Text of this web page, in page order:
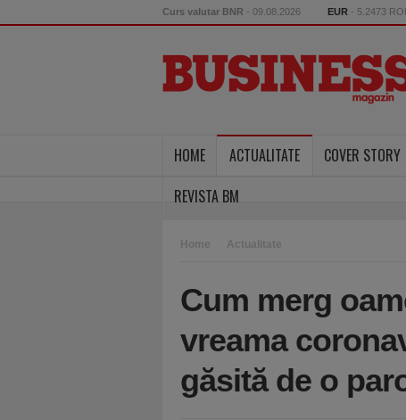
Curs valutar BNR - 09.08.2026 EUR - 5.2473
HOME ACTUALITATE COVER STORY
REVISTA BM
Home Actualitate
Cum merg
vreama
găsită de o